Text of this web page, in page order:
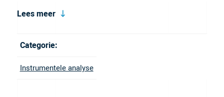
the need to flanged tubing. It is manufactured from
This reusable ferrule is included Flangeless Fitting
ordered as a replacement part. It also comes in blue
Lees meer
Categorie:
Instrumentele analyse